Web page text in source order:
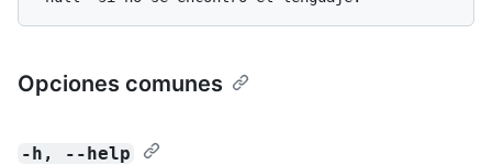
Opciones comunes
-h, --help